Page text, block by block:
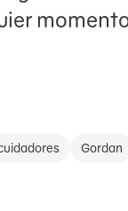
Gordan